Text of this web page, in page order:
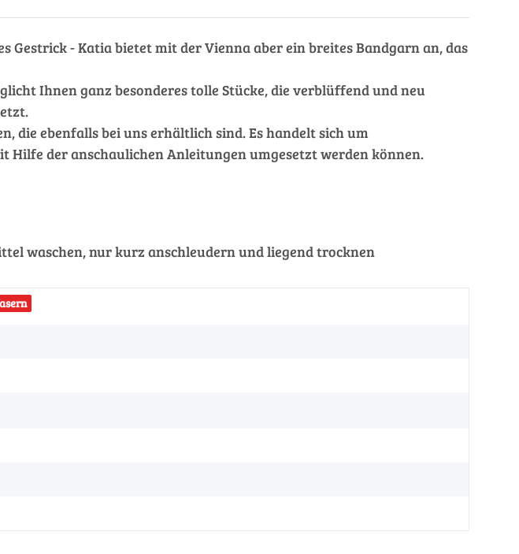
- Katia bietet mit der Vienna aber ein breites Bandgarn an, das
Ihnen ganz besonderes tolle Stücke, die verblüffend und neu
die ebenfalls bei uns erhältlich sind. Es handelt sich um
Hilfe der anschaulichen Anleitungen umgesetzt werden können.
waschen, nur kurz anschleudern und liegend trocknen